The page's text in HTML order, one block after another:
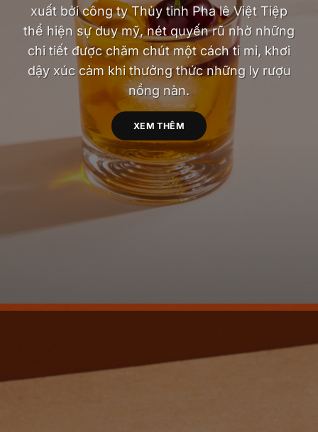
xuất bởi công ty Thủy tinh Pha lê Việt Tiệp
thể hiện sự duy mỹ, nét quyến rũ nhờ những
chi tiết được chăm chút một cách tỉ mỉ, khơi
dậy xúc cảm khi thưởng thức những ly rượu
nồng nàn.
XEM THÊM